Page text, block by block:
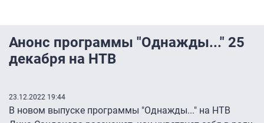
Анонс программы "Однажды..." 25
декабря на НТВ
23.12.2022 19:44
В новом выпуске программы "Однажды..." на НТВ